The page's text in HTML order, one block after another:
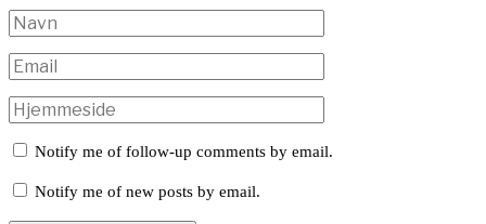
Notify me of follow-up comments by email.
Notify me of new posts by email.